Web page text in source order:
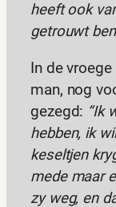
heeft ook
getrouwt
In de
man, nog
gezegd: “Ik
hebben, ik
keseltjen
mede maar
zy weg, en